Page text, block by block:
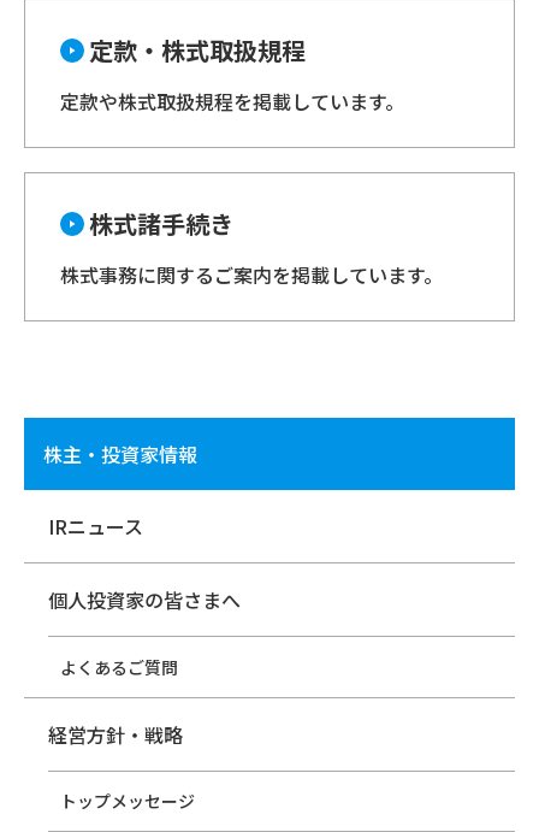
定款・株式取扱規程
定款や株式取扱規程を掲載しています。
株式諸手続き
株式事務に関するご案内を掲載しています。
株主・投資家情報
IRニュース
個人投資家の皆さまへ
よくあるご質問
経営方針・戦略
トップメッセージ